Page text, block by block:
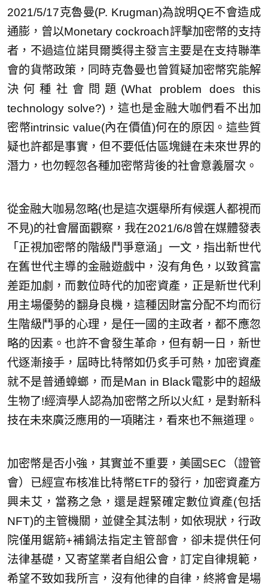
2021/5/17克魯曼(P. Krugman)為說明QE不會造成
通膨，曾以Monetary cockroach評擊加密幣的支持
者，不過這位諾貝爾獎得主發言主要是在支持聯準
會的貨幣政策，同時克魯曼也曾質疑加密幣究能解
決何種社會問題(What problem does this
technology solve?)，這也是金融大咖們看不出加
密幣intrinsic value(內在價值)何在的原因。這些質
疑也許都是事實，但不要低估區塊鏈在未來世界的
潛力，也勿輕忽各種加密幣背後的社會意義層次。
從金融大咖易忽略(也是這次選舉所有候選人都視而
不見)的社會層面觀察，我在2021/6/8曾在媒體發表
「正視加密幣的階級鬥爭意涵」一文，指出新世代
在舊世代主導的金融遊戲中，沒有角色，以致貧富
差距加劇，而數位時代的加密資產，正是新世代利
用主場優勢的翻身良機，這種因財富分配不均而衍
生階級鬥爭的心理，是任一國的主政者，都不應忽
略的因素。也許不會發生革命，但有朝一日，新世
代逐漸接手，屆時比特幣如仍炙手可熱，加密資產
就不是普通蟑螂，而是Man in Black電影中的超級
生物了!經濟學人認為加密幣之所以火紅，是對新科
技在未來廣泛應用的一項賭注，看來也不無道理。
加密幣是否小強，其實並不重要，美國SEC（證管
會）已經宣布核准比特幣ETF的發行，加密資產方
興未艾，當務之急，還是趕緊確定數位資產(包括
NFT)的主管機關，並健全其法制，如依現狀，行政
院僅用鋸箭+補鍋法指定主管部會，卻未提供任何
法律基礎，又寄望業者自組公會，訂定自律規範，
希望不致如我所言，沒有他律的自律，終將會是場